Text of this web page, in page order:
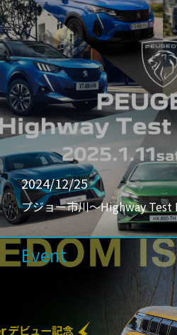
2024/12/25
プジョー市川〜Highway Test
Event